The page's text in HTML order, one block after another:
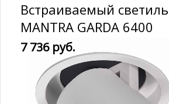
Встраиваемый
MANTRA GARDA 6400
7 736 руб.